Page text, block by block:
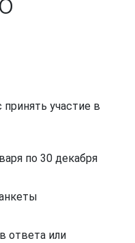
участие в
по 30 декабря
ответа или